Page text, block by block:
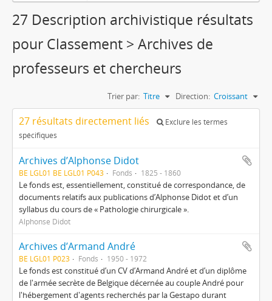
27 Description archivistique résultats
pour Classement > Archives de
professeurs et chercheurs
Trier par: Titre Direction: Croissant
27 résultats directement liés
Exclure les termes
spécifiques
Archives d’Alphonse Didot
BE LGL01 BE LGL01 P043 Fonds 1825 - 1860
Le fonds est, essentiellement, constitué de correspondance, de
documents relatifs aux publications d’Alphonse Didot et d’un
syllabus du cours de « Pathologie chirurgicale ».
Alphonse Didot
Archives d’Armand André
BE LGL01 P023 Fonds 1950 - 1972
Le fonds est constitué d’un CV d’Armand André et d’un diplôme
de l'armée secrète de Belgique décernée au couple André pour
l'hébergement d'agents recherchés par la Gestapo durant